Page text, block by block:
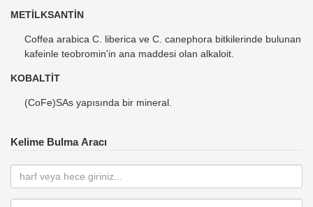
METİLKSANTİN
Coffea arabica C. liberica ve C. canephora bitkilerinde bulunan
kafeinle teobromin'in ana maddesi olan alkaloit.
KOBALTİT
(CoFe)SAs yapısında bir mineral.
Kelime Bulma Aracı